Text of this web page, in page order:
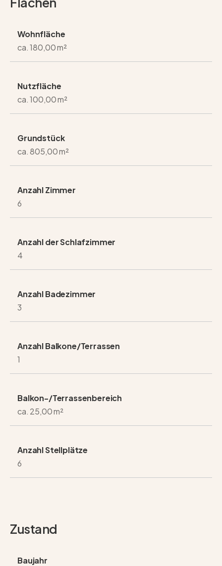
Wohnfläche
ca. 180,00 m²
Nutzfläche
ca. 100,00 m²
Grundstück
ca. 805,00 m²
Anzahl Zimmer
6
Anzahl der Schlafzimmer
4
Anzahl Badezimmer
3
Anzahl Balkone/Terrassen
1
Balkon-/Terrassenbereich
ca. 25,00 m²
Anzahl Stellplätze
6
Zustand
Baujahr